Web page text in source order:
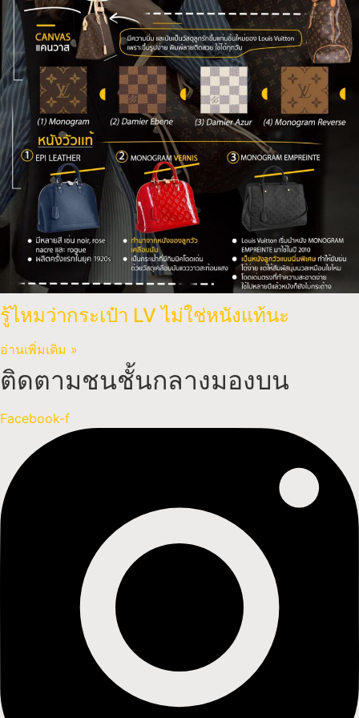
รู้ไหมว่ากระเป๋า LV ไม่ใช่หนังแท้นะ
อ่านเพิ่มเติม »
ติดตามชนชั้นกลางมองบน
Facebook-f